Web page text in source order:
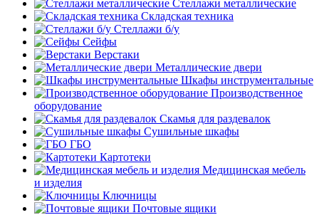
Стеллажи металлические
Складская техника
Стеллажи б/у
Сейфы
Верстаки
Металлические двери
Шкафы инструментальные
Производственное
оборудование
Скамья для раздевалок
Сушильные шкафы
ГБО
Картотеки
Медицинская мебель
и изделия
Ключницы
Почтовые ящики